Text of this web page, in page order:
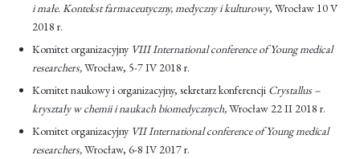
i małe. Kontekst farmaceutyczny, medyczny i kulturowy, Wrocław 10 V
2018 r.
Komitet organizacyjny VIII International conference of Young medical
researchers,Wrocław, 5-7 IV 2018 r.
Komitet naukowy i organizacyjny, sekretarz konferencji Crystallus –
kryształy w chemii i naukach biomedycznych,Wrocław 22 II 2018 r.
Komitet organizacyjny VII International conference of Young medical
researchers,Wrocław, 6-8 IV 2017 r.